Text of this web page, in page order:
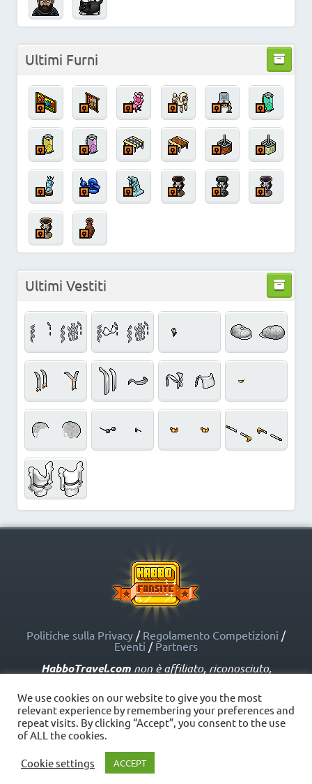
Ultimi Furni
Ultimi Vestiti
Politiche sulla Privacy / Regolamento Competizioni /
Eventi / Partners
HabboTravel.comnon è affiliato, riconosciuto,
dalle società affiliate. HabboTravel.com può servirsi di
marchi registrati e altre proprietà intellettuali di Habbo
come indicato nelle Politiche sui Fansite.
Copyright © HabboTravel (2012 - 2026) - V. 5.0
We use cookies on our website to give you the most
relevant experience by remembering your preferences and
repeat visits. By clicking “Accept”, you consent to the use
of ALL the cookies.
Cookie settings ACCEPT